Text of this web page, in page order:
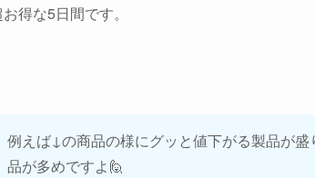
得な5日間です。
例えば↓の商品の様にグッと値下がる製品が盛
品が多めですよ🙋